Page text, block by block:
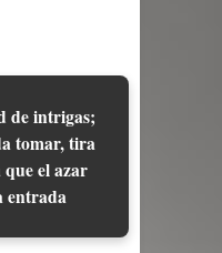
de intrigas;
tomar, tira
el azar
entrada